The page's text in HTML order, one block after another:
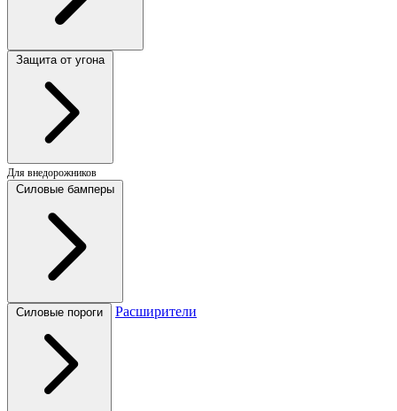
Защита от угона
Для внедорожников
Силовые бамперы
Силовые пороги Расширители